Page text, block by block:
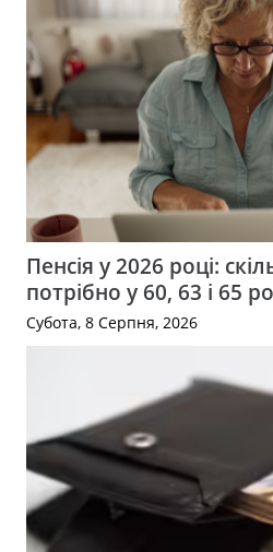
Пенсія у 2026 році:
потрібно у 60, 63 і 65
Субота, 8 Серпня, 2026